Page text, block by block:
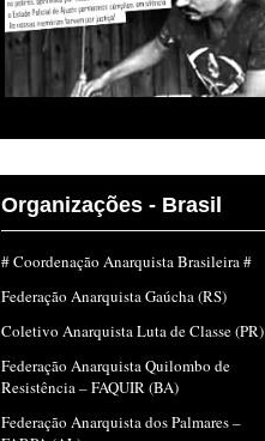
Organizações - Brasil
# Coordenação Anarquista Brasileira #
Federação Anarquista Gaúcha (RS)
Coletivo Anarquista Luta de Classe (PR)
Federação Anarquista Quilombo de
Resistência – FAQUIR (BA)
Federação Anarquista dos Palmares –